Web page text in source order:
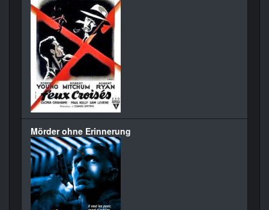
Mörder ohne Erinnerung